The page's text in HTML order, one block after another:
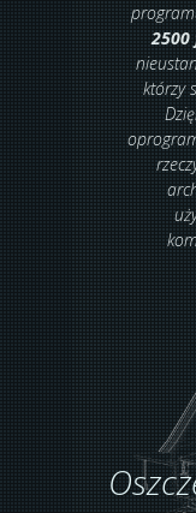
2500
którzy